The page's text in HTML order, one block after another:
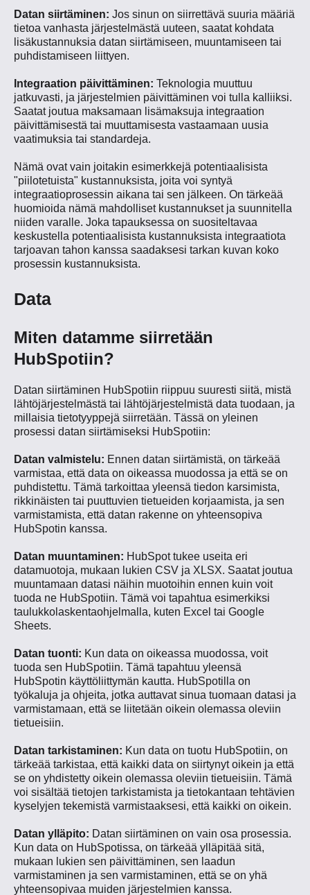
Datan siirtäminen: Jos sinun on siirrettävä suuria määriä
tietoa vanhasta järjestelmästä uuteen, saatat kohdata
lisäkustannuksia datan siirtämiseen, muuntamiseen tai
puhdistamiseen liittyen.
Integraation päivittäminen: Teknologia muuttuu
jatkuvasti, ja järjestelmien päivittäminen voi tulla kalliiksi.
Saatat joutua maksamaan lisämaksuja integraation
päivittämisestä tai muuttamisesta vastaamaan uusia
vaatimuksia tai standardeja.
Nämä ovat vain joitakin esimerkkejä potentiaalisista
"piilotetuista" kustannuksista, joita voi syntyä
integraatioprosessin aikana tai sen jälkeen. On tärkeää
huomioida nämä mahdolliset kustannukset ja suunnitella
niiden varalle. Joka tapauksessa on suositeltavaa
keskustella potentiaalisista kustannuksista integraatiota
tarjoavan tahon kanssa saadaksesi tarkan kuvan koko
prosessin kustannuksista.
Data
Miten datamme siirretään
HubSpotiin?
Datan siirtäminen HubSpotiin riippuu suuresti siitä, mistä
lähtöjärjestelmästä tai lähtöjärjestelmistä data tuodaan, ja
millaisia tietotyyppejä siirretään. Tässä on yleinen
prosessi datan siirtämiseksi HubSpotiin:
Datan valmistelu: Ennen datan siirtämistä, on tärkeää
varmistaa, että data on oikeassa muodossa ja että se on
puhdistettu. Tämä tarkoittaa yleensä tiedon karsimista,
rikkinäisten tai puuttuvien tietueiden korjaamista, ja sen
varmistamista, että datan rakenne on yhteensopiva
HubSpotin kanssa.
Datan muuntaminen: HubSpot tukee useita eri
datamuotoja, mukaan lukien CSV ja XLSX. Saatat joutua
muuntamaan datasi näihin muotoihin ennen kuin voit
tuoda ne HubSpotiin. Tämä voi tapahtua esimerkiksi
taulukkolaskentaohjelmalla, kuten Excel tai Google
Sheets.
Datan tuonti: Kun data on oikeassa muodossa, voit
tuoda sen HubSpotiin. Tämä tapahtuu yleensä
HubSpotin käyttöliittymän kautta. HubSpotilla on
työkaluja ja ohjeita, jotka auttavat sinua tuomaan datasi ja
varmistamaan, että se liitetään oikein olemassa oleviin
tietueisiin.
Datan tarkistaminen: Kun data on tuotu HubSpotiin, on
tärkeää tarkistaa, että kaikki data on siirtynyt oikein ja että
se on yhdistetty oikein olemassa oleviin tietueisiin. Tämä
voi sisältää tietojen tarkistamista ja tietokantaan tehtävien
kyselyjen tekemistä varmistaaksesi, että kaikki on oikein.
Datan ylläpito: Datan siirtäminen on vain osa prosessia.
Kun data on HubSpotissa, on tärkeää ylläpitää sitä,
mukaan lukien sen päivittäminen, sen laadun
varmistaminen ja sen varmistaminen, että se on yhä
yhteensopivaa muiden järjestelmien kanssa.